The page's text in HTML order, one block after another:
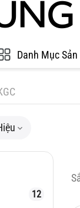
Danh Mục
12